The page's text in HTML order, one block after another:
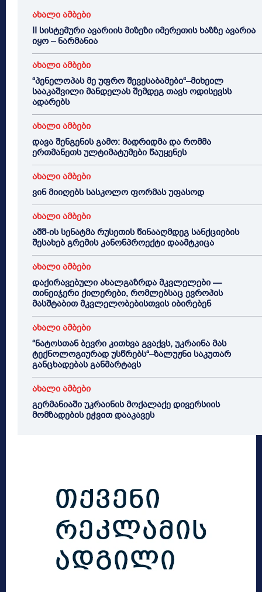
ახალი ამბები
II სისტემური ავარიის მიზეზი იმერეთის ხაზზე ავარია
იყო – ნარმანია
ახალი ამბები
“პენელოპას მე უფრო შევესაბამები“–მიხეილ
სააკაშვილი მანდელას შემდეგ თავს ოდისევსს
ადარებს
ახალი ამბები
დავა შენგენის გამო: მადრიდმა და რომმა
ერთმანეთს ულტიმატუმები წაუყენეს
ახალი ამბები
ვინ მიიღებს სასკოლო ფორმას უფასოდ
ახალი ამბები
აშშ-ის სენატმა რუსეთის წინააღმდეგ სანქციების
შესახებ გრემის კანონპროექტი დაამტკიცა
ახალი ამბები
დაქირავებული ახალგაზრდა მკვლელები —
თინეიჯერი ქილერები, რომლებსაც ევროპის
მასშტაბით მკვლელობებისთვის იბირებენ
ახალი ამბები
“ნატოსთან ბევრი კითხვა გვაქვს, უკრაინა მას
ტექნოლოგიურად უსწრებს“–ზალუჟნი საკუთარ
განცხადებას განმარტავს
ახალი ამბები
გერმანიაში უკრაინის მოქალაქე დივერსიის
მომზადების ეჭვით დააკავეს